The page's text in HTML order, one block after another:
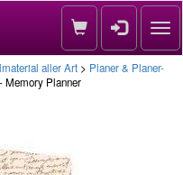
aller Art > Planer & Planer-
Memory Planner